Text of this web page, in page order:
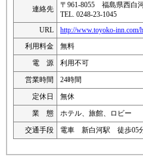
連絡先
〒961-8055 福島県西白
TEL. 0248-23-1045
URL
http://www.toyoko-inn.com/
利用料金
無料
電 源
利用不可
営業時間
24時間
定休日
無休
業 態
ホテル、旅館、ロビー
交通手段
電車 新白河駅 徒歩05